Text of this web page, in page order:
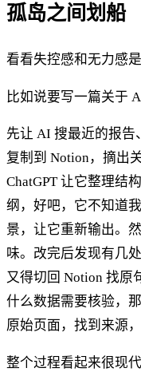
孤岛之间划船
看看失控感和无力感是
比如说要写一篇关于
先让 AI 搜最近的报告
复制到 Notion，摘出
ChatGPT 让它整理结
纲，好吧，它不知道
景，让它重新输出。
味。改完后发现有几
又得切回 Notion 找原
什么数据需要核验，
原始页面，找到来源
整个过程看起来很现